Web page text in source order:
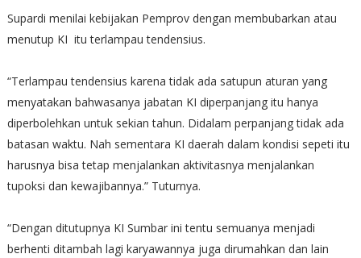
Supardi menilai kebijakan Pemprov dengan membubarkan atau
menutup KI itu terlampau tendensius.
“Terlampau tendensius karena tidak ada satupun aturan yang
menyatakan bahwasanya jabatan KI diperpanjang itu hanya
diperbolehkan untuk sekian tahun. Didalam perpanjang tidak ada
batasan waktu. Nah sementara KI daerah dalam kondisi sepeti itu
harusnya bisa tetap menjalankan aktivitasnya menjalankan
tupoksi dan kewajibannya.” Tuturnya.
“Dengan ditutupnya KI Sumbar ini tentu semuanya menjadi
berhenti ditambah lagi karyawannya juga dirumahkan dan lain